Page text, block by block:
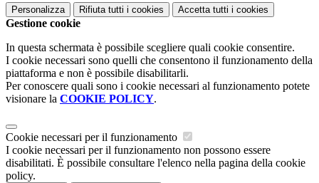
Personalizza Rifiuta tutti i cookies Accetta tutti i cookies
Gestione cookie
In questa schermata è possibile scegliere quali cookie consentire.
I cookie necessari sono quelli che consentono il funzionamento della
piattaforma e non è possibile disabilitarli.
Per conoscere quali sono i cookie necessari al funzionamento potete
visionare la COOKIE POLICY.
Cookie necessari per il funzionamento
I cookie necessari per il funzionamento non possono essere
disabilitati. È possibile consultare l'elenco nella pagina della cookie
policy.